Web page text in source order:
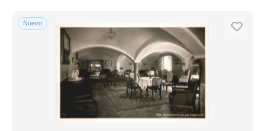
Nuevo